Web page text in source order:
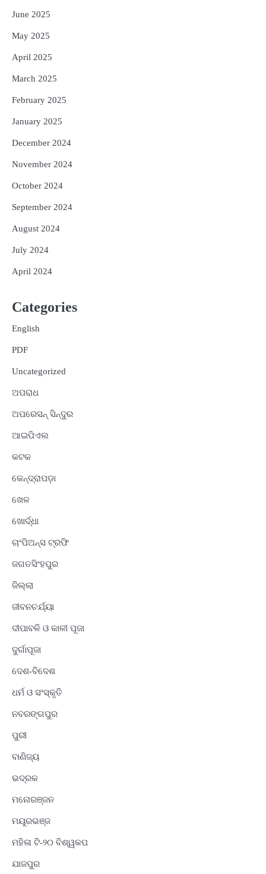
June 2025
May 2025
April 2025
March 2025
February 2025
January 2025
December 2024
November 2024
October 2024
September 2024
August 2024
July 2024
April 2024
Categories
English
PDF
Uncategorized
ଅପରାଧ
ଅପରେସନ୍ ସିନ୍ଦୁର
ଆଇପିଏଲ
କଟକ
କେନ୍ଦ୍ରାପଡ଼ା
ଖେଳ
ଖୋର୍ଦ୍ଧା
ଚାଂପିଅନ୍ସ ଟ୍ରଫି
ଜଗତସିଂହପୁର
ଜିଲ୍ଲା
ଜୀବନଚର୍ଯ୍ୟା
ଦୀପାବଳି ଓ କାଳୀ ପୂଜା
ଦୁର୍ଗାପୂଜା
ଦେଶ-ବିଦେଶ
ଧର୍ମ ଓ ସଂସ୍କୃତି
ନବରଙ୍ଗପୁର
ପୁରୀ
ବାଣିଜ୍ୟ
ଭଦ୍ରକ
ମନୋରଞ୍ଜନ
ମୟୂରଭଞ୍ଜ
ମହିଳା ଟି-୨୦ ବିଶ୍ୱକପ
ଯାଜପୁର